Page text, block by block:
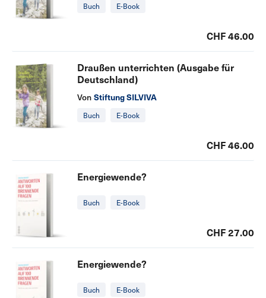
Buch E-Book
CHF 46.00
Draußen unterrichten (Ausgabe für
Deutschland)
Von Stiftung SILVIVA
Buch E-Book
CHF 46.00
Energiewende?
Buch E-Book
CHF 27.00
Energiewende?
Buch E-Book